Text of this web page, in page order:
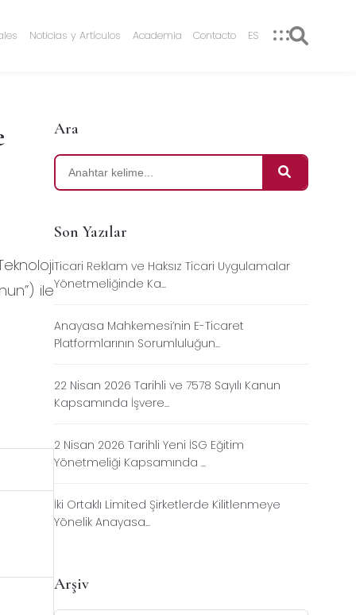
Noticias y Artículos Academia Contacto ES
ile
Ara
Son Yazılar
Ticari Reklam ve Haksız Ticari Uygulamalar
Yönetmeliğinde Ka...
Anayasa Mahkemesi’nin E-Ticaret
Platformlarının Sorumluluğun...
22 Nisan 2026 Tarihli ve 7578 Sayılı Kanun
Kapsamında İşvere...
2 Nisan 2026 Tarihli Yeni İSG Eğitim
Yönetmeliği Kapsamında ...
İki Ortaklı Limited Şirketlerde Kilitlenmeye
Yönelik Anayasa...
Arşiv